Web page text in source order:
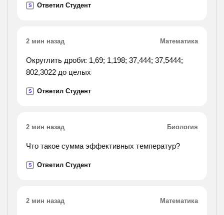
S Ответил Студент
2 мин назад Математика
Округлить дроби: 1,69; 1,198; 37,444; 37,5444;
802,3022 до целых
S Ответил Студент
2 мин назад Биология
Что такое сумма эффективных температур?
S Ответил Студент
2 мин назад Математика